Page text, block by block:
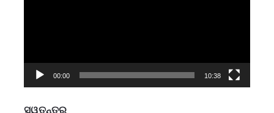
00:00 10:38
ସ୍ୱତନ୍ତ୍ର